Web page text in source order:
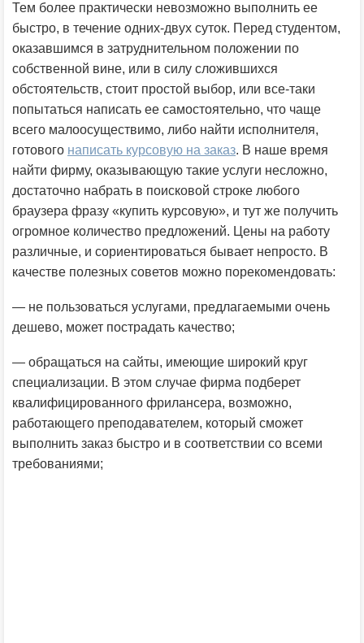
Тем более практически невозможно выполнить ее
быстро, в течение одних-двух суток. Перед студентом,
оказавшимся в затруднительном положении по
собственной вине, или в силу сложившихся
обстоятельств, стоит простой выбор, или все-таки
попытаться написать ее самостоятельно, что чаще
всего малоосуществимо, либо найти исполнителя,
готового написать курсовую на заказ. В наше время
найти фирму, оказывающую такие услуги несложно,
достаточно набрать в поисковой строке любого
браузера фразу «купить курсовую», и тут же получить
огромное количество предложений. Цены на работу
различные, и сориентироваться бывает непросто. В
качестве полезных советов можно порекомендовать:
— не пользоваться услугами, предлагаемыми очень
дешево, может пострадать качество;
— обращаться на сайты, имеющие широкий круг
специализации. В этом случае фирма подберет
квалифицированного фрилансера, возможно,
работающего преподавателем, который сможет
выполнить заказ быстро и в соответствии со всеми
требованиями;